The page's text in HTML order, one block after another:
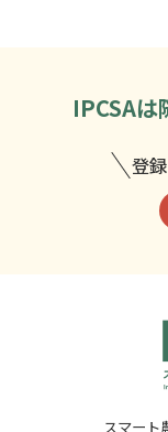
IPCSAは
登
スマート